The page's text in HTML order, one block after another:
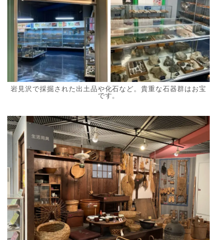
岩見沢で採掘された出土品や化石など。貴重な石器群はお宝
です。